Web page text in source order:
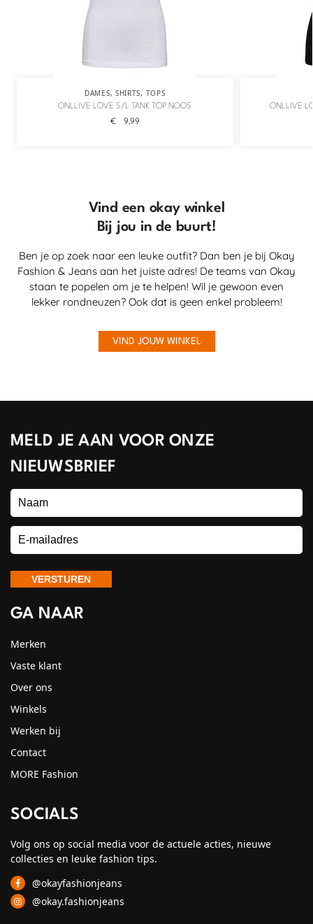
DAMES, SHIRTS, TOPS
ONLLIVE LOVE S/L TANK TOP NOOS
€ 9,99
ONLLIVE
Vind een okay winkel
Bij jou in de buurt!
Ben je op zoek naar een leuke outfit? Dan ben je bij Okay
Fashion & Jeans aan het juiste adres! De teams van Okay
staan te popelen om je te helpen! Wil je gewoon even
lekker rondneuzen? Ook dat is geen enkel probleem!
VIND JOUW WINKEL
MELD JE AAN VOOR ONZE
NIEUWSBRIEF
GA NAAR
Merken
Vaste klant
Over ons
Winkels
Werken bij
Contact
MORE Fashion
SOCIALS
Volg ons op social media voor de actuele acties, nieuwe
collecties en leuke fashion tips.
@okayfashionjeans
@okay.fashionjeans